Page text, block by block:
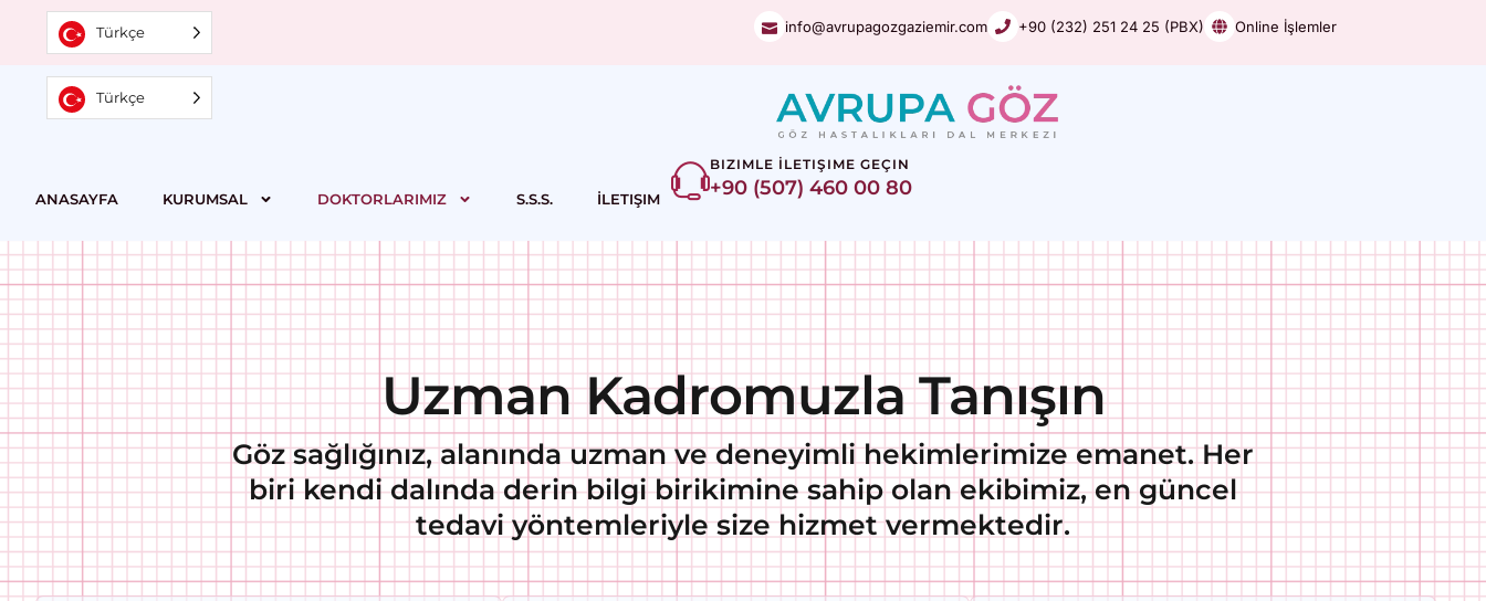
Türkçe info@avrupagozgaziemir.com +90 (232) 251 24 25 (PBX) Online İşlemler
Türkçe
ANASAYFA KURUMSAL DOKTORLARIMIZ S.S.S. İLETIŞIM
BIZIMLE İLETIŞIME GEÇIN
+90 (507) 460 00 80
Uzman Kadromuzla Tanışın
Göz sağlığınız, alanında uzman ve deneyimli hekimlerimize emanet. Her
biri kendi dalında derin bilgi birikimine sahip olan ekibimiz, en güncel
tedavi yöntemleriyle size hizmet vermektedir.